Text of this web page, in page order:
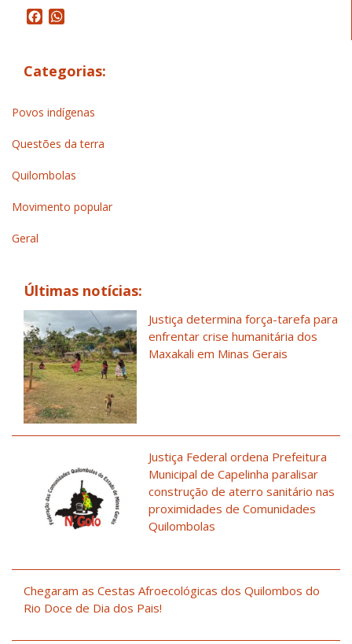
Facebook
Categorias:
Povos indígenas
Questões da terra
Quilombolas
Movimento popular
Geral
Últimas notícias:
Justiça determina força-tarefa para
enfrentar crise humanitária dos
Maxakali em Minas Gerais
Justiça Federal ordena Prefeitura
Municipal de Capelinha paralisar
construção de aterro sanitário nas
proximidades de Comunidades
Quilombolas
Chegaram as Cestas Afroecológicas dos Quilombos do
Rio Doce de Dia dos Pais!